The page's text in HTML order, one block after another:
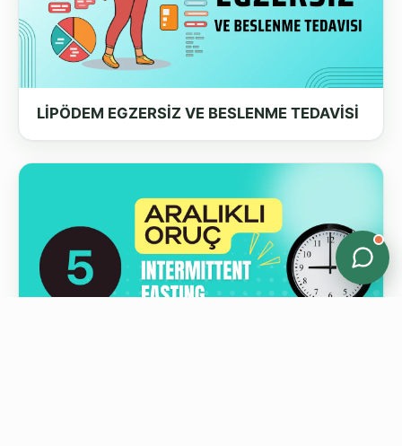
LİPÖDEM EGZERSİZ VE BESLENME TEDAVİSİ